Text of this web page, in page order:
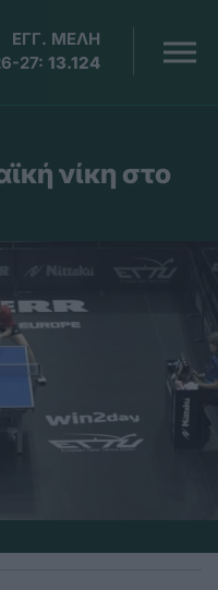
ΕΓΓ. ΜΕΛΗ
27: 13.124
νίκη στο